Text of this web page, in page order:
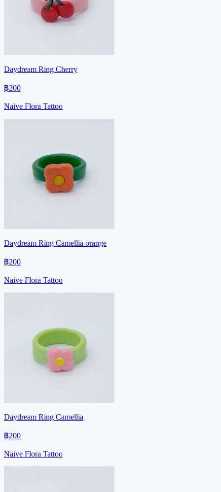
Daydream Ring Cherry
฿200
Naive Flora Tattoo
Daydream Ring Camellia orange
฿200
Naive Flora Tattoo
Daydream Ring Camellia
฿200
Naive Flora Tattoo